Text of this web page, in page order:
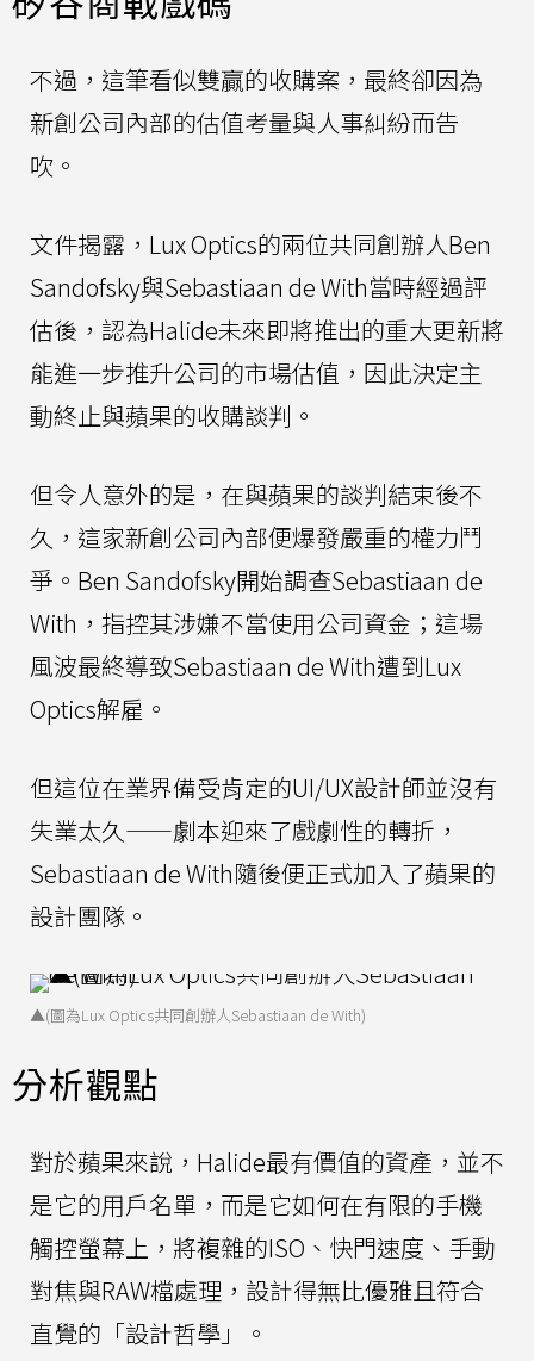
不過，這筆看似雙贏的收購案，最終卻因為
新創公司內部的估值考量與人事糾紛而告
吹。
文件揭露，Lux Optics的兩位共同創辦人Ben
Sandofsky與Sebastiaan de With當時經過評
估後，認為Halide未來即將推出的重大更新將
能進一步推升公司的市場估值，因此決定主
動終止與蘋果的收購談判。
但令人意外的是，在與蘋果的談判結束後不
久，這家新創公司內部便爆發嚴重的權力鬥
爭。Ben Sandofsky開始調查Sebastiaan de
With，指控其涉嫌不當使用公司資金；這場
風波最終導致Sebastiaan de With遭到Lux
Optics解雇。
但這位在業界備受肯定的UI/UX設計師並沒有
失業太久——劇本迎來了戲劇性的轉折，
Sebastiaan de With隨後便正式加入了蘋果的
設計團隊。
▲(圖為Lux Optics共同創辦人Sebastiaan de With)
分析觀點
對於蘋果來說，Halide最有價值的資產，並不
是它的用戶名單，而是它如何在有限的手機
觸控螢幕上，將複雜的ISO、快門速度、手動
對焦與RAW檔處理，設計得無比優雅且符合
直覺的「設計哲學」。